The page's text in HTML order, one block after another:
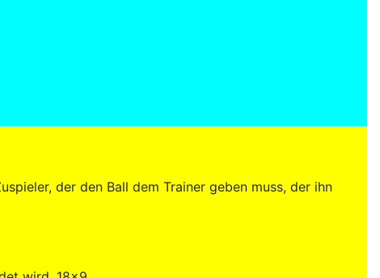
der den Ball dem Trainer geben muss, der ihn